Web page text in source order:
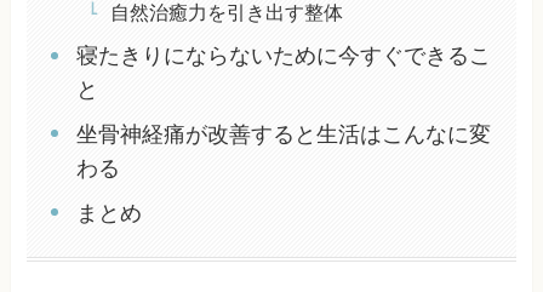
自然治癒力を引き出す整体
寝たきりにならないために今すぐできるこ
と
坐骨神経痛が改善すると生活はこんなに変
わる
まとめ